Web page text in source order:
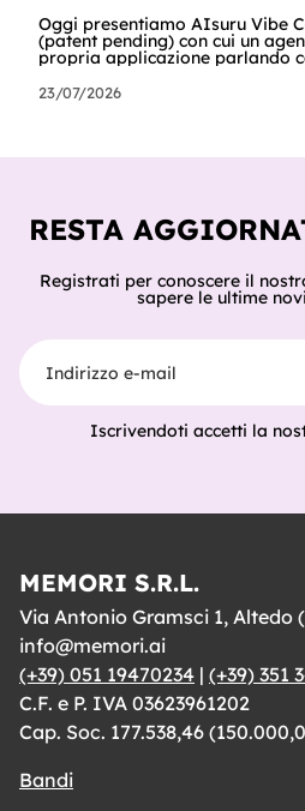
Oggi presentiamo AIsuru Vibe
(patent pending) con cui un
propria applicazione parlando
accesso, nella stessa
chiesti. In questo articolo
del catalogo, cosa ci hanno già
23/07/2026
RESTA
Registrati per conoscere il
sapere le ultime
Indirizzo e-mail
Iscrivendoti accetti la
MEMORI S.R.L.
Via Antonio Gramsci 1, Altedo
info@memori.ai
(+39) 051 19470234 | (+39) 351
C.F. e P. IVA 03623961202
Cap. Soc. 177.538,46
Bandi